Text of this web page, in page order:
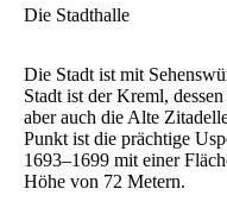
Die Stadthalle
Die Stadt ist mit
Stadt ist der Kreml,
aber auch die Alte
Punkt ist die prächtige
1693–1699 mit einer
Höhe von 72 Metern.